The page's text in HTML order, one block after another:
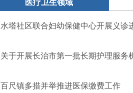
医疗卫生领域
水塔社区联合妇幼保健中心开展义诊
关于开展长治市第一批长期护理服务
百尺镇多措并举推进医保缴费工作